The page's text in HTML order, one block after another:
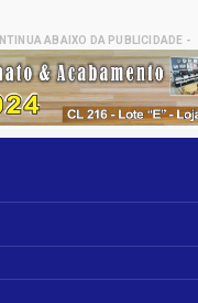
ABAIXO DA PUBLICIDADE -